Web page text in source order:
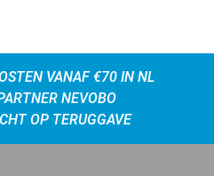
VANAF €70 IN NL
NEVOBO
OP TERUGGAVE